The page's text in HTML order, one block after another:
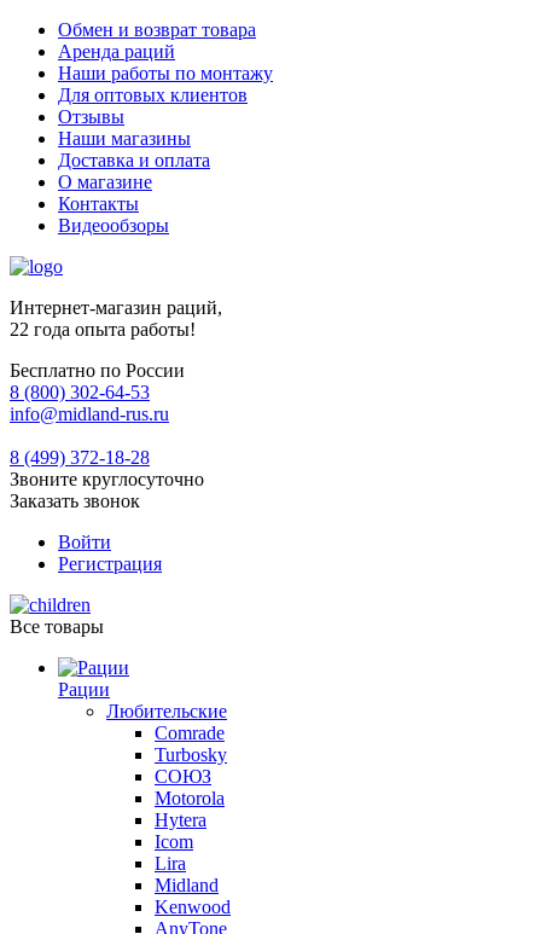
Обмен и возврат товара
Аренда раций
Наши работы по монтажу
Для оптовых клиентов
Отзывы
Наши магазины
Доставка и оплата
О магазине
Контакты
Видеообзоры
Интернет-магазин раций,
22 года опыта работы!
Бесплатно по России
8 (800) 302-64-53
info@midland-rus.ru
8 (499) 372-18-28
Звоните круглосуточно
Заказать звонок
Войти
Регистрация
Все товары
Рации
Любительские
Comrade
Turbosky
СОЮЗ
Motorola
Hytera
Icom
Lira
Midland
Kenwood
AnyTone